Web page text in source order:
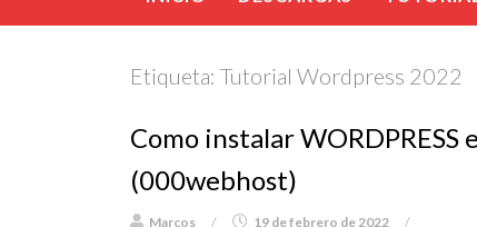
Etiqueta: Tutorial Wordpress 2022
Como instalar WORDPRESS
(000webhost)
Marcos / 19 de febrero de 2022 /